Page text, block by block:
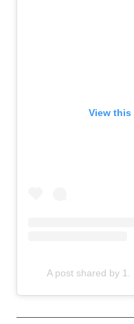
View this
A post shared by